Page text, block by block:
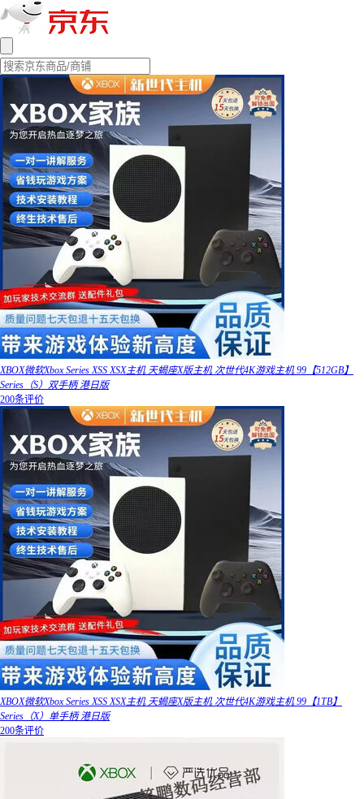
XBOX微软Xbox Series XSS XSX主机 天蝎座X版主机 次世代4K游戏主机 99【512GB】
Series（S）双手柄 港日版
200条评价
XBOX微软Xbox Series XSS XSX主机 天蝎座X版主机 次世代4K游戏主机 99【1TB】
Series（X）单手柄 港日版
200条评价